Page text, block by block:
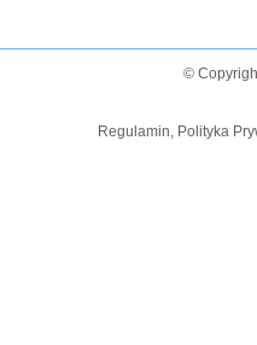
©
Regulamin, Polityka